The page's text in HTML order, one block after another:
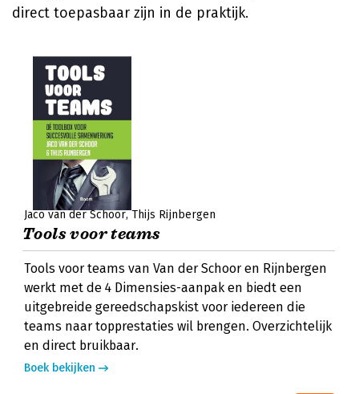
direct toepasbaar zijn in de praktijk.
Jaco van der Schoor Thijs Rijnbergen
Tools voor teams
Tools voor teams van Van der Schoor en Rijnbergen
werkt met de 4 Dimensies-aanpak en biedt een
uitgebreide gereedschapskist voor iedereen die
teams naar topprestaties wil brengen. Overzichtelijk
en direct bruikbaar.
Boek bekijken